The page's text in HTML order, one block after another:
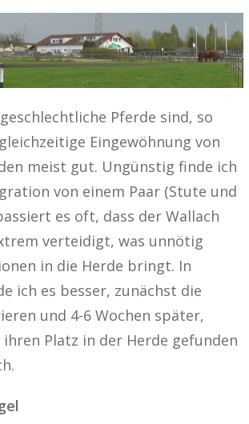
Pferde sind, so
Eingewöhnung von
meist gut. Ungünstig finde ich
von einem Paar (Stute und
es oft, dass der Wallach
verteidigt, was unnötig
in die Herde bringt. In
ich es besser, zunächst die
und 4-6 Wochen später,
Platz in der Herde gefunden